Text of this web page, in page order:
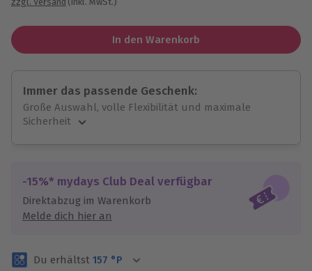
In den Warenkorb
Immer das passende Geschenk:
Große Auswahl, volle Flexibilität und maximale
Sicherheit
Jeder Gutschein für alle Erlebnisse einlösbar.
Maximale Sicherheit
3 Jahre gültig & verlängerbar.
-15%* mydays Club Deal verfügbar
Direktabzug im Warenkorb
Melde dich hier an
Du erhältst 157 °P